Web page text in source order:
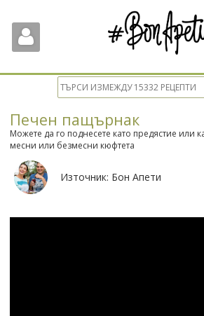
Печен пащърнак
Можете да го поднесете като предястие или
месни или безмесни кюфтета
Източник: Бон Апети